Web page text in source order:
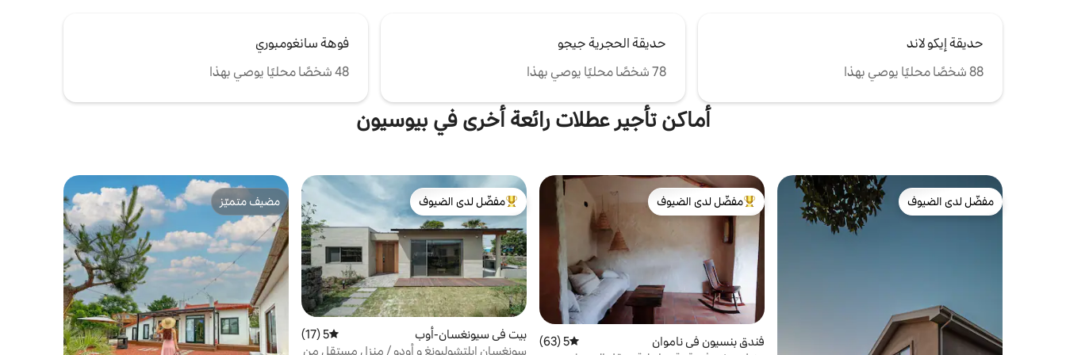
حديقة إيكو لاند
88 شخصًا محليًا يوصي بهذا
حديقة الحجرية جيجو
78 شخصًا محليًا يوصي بهذا
فوهة سانغومبوري
48 شخصًا محليًا يوصي بهذا
أماكن تأجير عطلات رائعة أخرى في بيوسيون
مفضّل لدى الضيوف
مفضّل لدى الضيوف
من أبرز البيوت المفضّلة لدى الضيوف
مفضّل لدى الضيوف
فندق بنسيون في ناموان متوسط التقييم 5 من 5، 63 مراجعات
5 (63)
من أبرز البيوت المفضّلة لدى الضيوف
مفضّل لدى الضيوف
بيت في سيونغسان-أوب متوسط التقييم 5 من 5، 17 مراجعات
5 (17)
سونغسان إيلتشولبونغ و أودو / منزل مستقل من
مضيف متميّز
مضيف متميّز